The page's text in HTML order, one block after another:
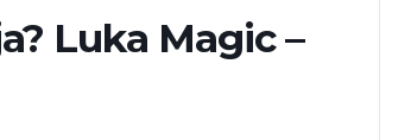
Luka Magic –